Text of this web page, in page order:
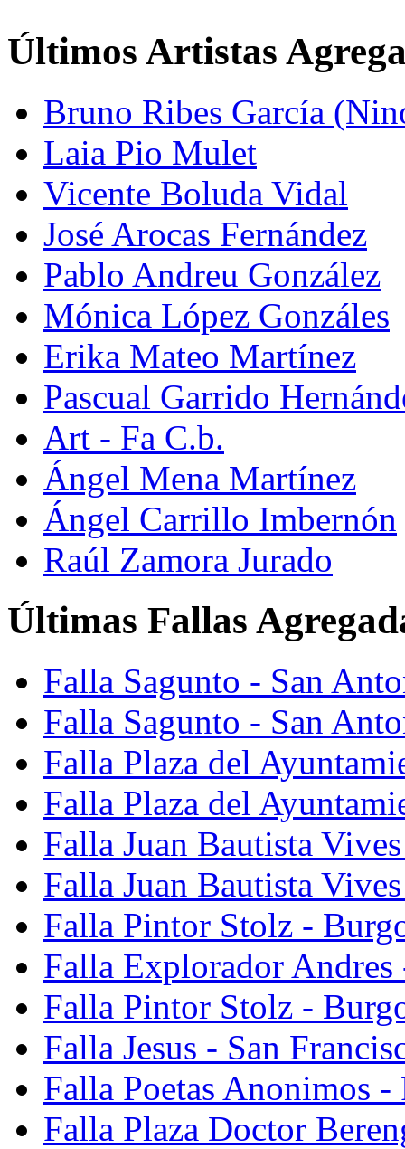
Últimos Artistas
Bruno Ribes García
Laia Pio Mulet
Vicente Boluda Vidal
José Arocas Fernández
Pablo Andreu González
Mónica López Gonzáles
Erika Mateo Martínez
Pascual Garrido
Art - Fa C.b.
Ángel Mena Martínez
Ángel Carrillo Imbernón
Raúl Zamora Jurado
Últimas Fallas
Falla Sagunto - San
Falla Sagunto - San
Falla Plaza del
Falla Plaza del
Falla Juan Bautista
Falla Juan Bautista
Falla Pintor Stolz -
Falla Explorador Andres
Falla Pintor Stolz -
Falla Jesus - San
Falla Poetas Anonimos
Falla Plaza Doctor